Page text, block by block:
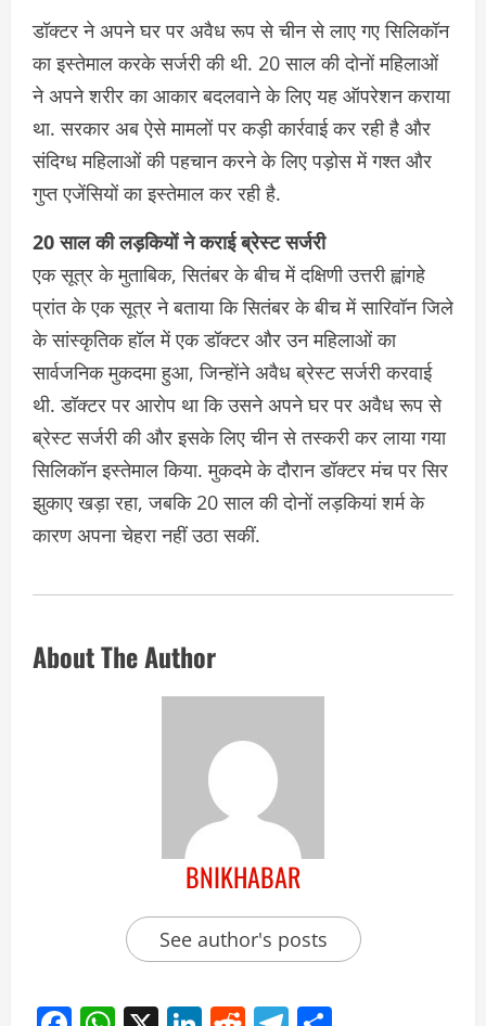
डॉक्टर ने अपने घर पर अवैध रूप से चीन से लाए गए सिलिकॉन
का इस्तेमाल करके सर्जरी की थी. 20 साल की दोनों महिलाओं
ने अपने शरीर का आकार बदलवाने के लिए यह ऑपरेशन कराया
था. सरकार अब ऐसे मामलों पर कड़ी कार्रवाई कर रही है और
संदिग्ध महिलाओं की पहचान करने के लिए पड़ोस में गश्त और
गुप्त एजेंसियों का इस्तेमाल कर रही है.
20 साल की लड़कियों ने कराई ब्रेस्ट सर्जरी
एक सूत्र के मुताबिक, सितंबर के बीच में दक्षिणी उत्तरी ह्वांगहे
प्रांत के एक सूत्र ने बताया कि सितंबर के बीच में सारिवॉन जिले
के सांस्कृतिक हॉल में एक डॉक्टर और उन महिलाओं का
सार्वजनिक मुकदमा हुआ, जिन्होंने अवैध ब्रेस्ट सर्जरी करवाई
थी. डॉक्टर पर आरोप था कि उसने अपने घर पर अवैध रूप से
ब्रेस्ट सर्जरी की और इसके लिए चीन से तस्करी कर लाया गया
सिलिकॉन इस्तेमाल किया. मुकदमे के दौरान डॉक्टर मंच पर सिर
झुकाए खड़ा रहा, जबकि 20 साल की दोनों लड़कियां शर्म के
कारण अपना चेहरा नहीं उठा सकीं.
About The Author
BNIKHABAR
See author's posts